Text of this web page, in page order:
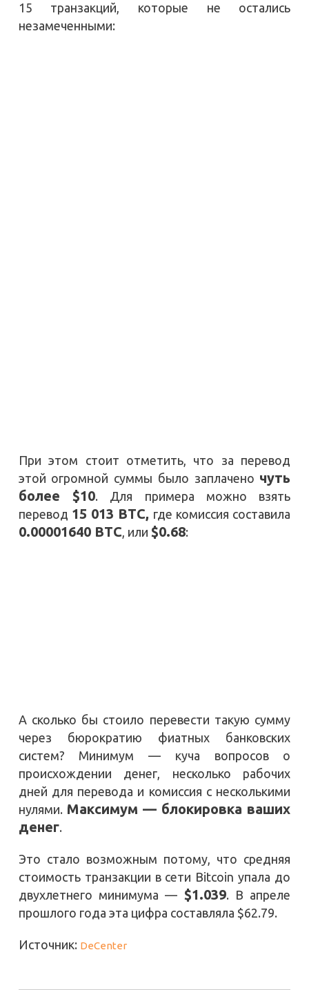
15 транзакций, которые не остались
незамеченными:
При этом стоит отметить, что за перевод
этой огромной суммы было заплачено чуть
более $10. Для примера можно взять
перевод 15 013 BTC, где комиссия составила
0.00001640 BTC, или $0.68:
А сколько бы стоило перевести такую сумму
через бюрократию фиатных банковских
систем? Минимум — куча вопросов о
происхождении денег, несколько рабочих
дней для перевода и комиссия с несколькими
нулями. Максимум — блокировка ваших
денег.
Это стало возможным потому, что средняя
стоимость транзакции в сети Bitcoin упала до
двухлетнего минимума — $1.039. В апреле
прошлого года эта цифра составляла $62.79.
Источник: DeCenter